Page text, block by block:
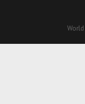
World